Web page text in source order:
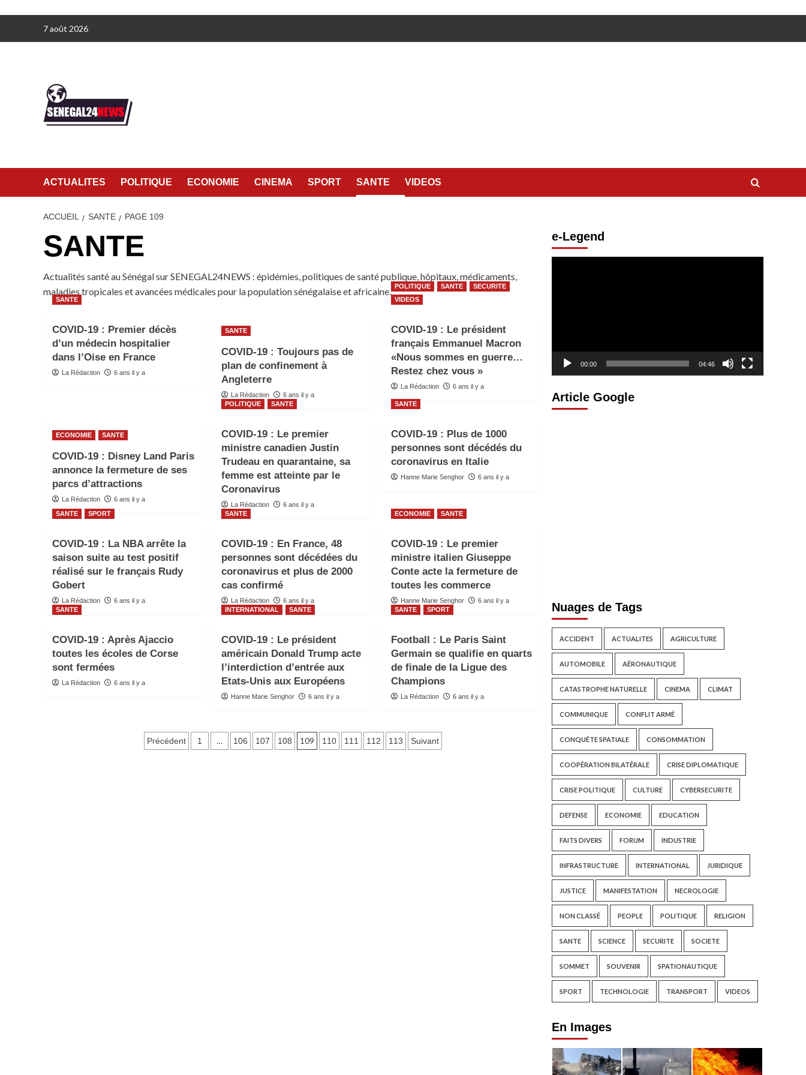
7 août 2026
ACTUALITES POLITIQUE ECONOMIE CINEMA SPORT SANTE VIDEOS
ACCUEIL SANTE PAGE 109
SANTE
Actualités santé au Sénégal sur SENEGAL24NEWS : épidémies, politiques de santé publique, hôpitaux, médicaments,
maladies tropicales et avancées médicales pour la population sénégalaise et africaine.
SANTE
COVID-19 : Premier décès
d’un médecin hospitalier
dans l’Oise en France
La Rédaction 6 ans il y a
SANTE
COVID-19 : Toujours pas de
plan de confinement à
Angleterre
La Rédaction 6 ans il y a
POLITIQUE SANTE
SECURITE
VIDEOS
COVID-19 : Le président
français Emmanuel Macron
«Nous sommes en guerre…
Restez chez vous »
La Rédaction 6 ans il y a
ECONOMIE SANTE
COVID-19 : Disney Land Paris
annonce la fermeture de ses
parcs d’attractions
La Rédaction 6 ans il y a
POLITIQUE SANTE
COVID-19 : Le premier
ministre canadien Justin
Trudeau en quarantaine, sa
femme est atteinte par le
Coronavirus
La Rédaction 6 ans il y a
SANTE
COVID-19 : Plus de 1000
personnes sont décédés du
coronavirus en Italie
Hanne Marie Senghor 6 ans il y a
SANTE SPORT
COVID-19 : La NBA arrête la
saison suite au test positif
réalisé sur le français Rudy
Gobert
La Rédaction 6 ans il y a
SANTE
COVID-19 : En France, 48
personnes sont décédées du
coronavirus et plus de 2000
cas confirmé
La Rédaction 6 ans il y a
ECONOMIE SANTE
COVID-19 : Le premier
ministre italien Giuseppe
Conte acte la fermeture de
toutes les commerce
Hanne Marie Senghor
6 ans il y a
SANTE
COVID-19 : Après Ajaccio
toutes les écoles de Corse
sont fermées
La Rédaction 6 ans il y a
INTERNATIONAL SANTE
COVID-19 : Le président
américain Donald Trump acte
l’interdiction d’entrée aux
Etats-Unis aux Européens
Hanne Marie Senghor 6 ans il y a
SANTE SPORT
Football : Le Paris Saint
Germain se qualifie en quarts
de finale de la Ligue des
Champions
La Rédaction 6 ans il y a
Pagination
Précédent 1 … 106 107 108 109 110 111 112 113 Suivant
e-Legend
00:00 04:46
Article Google
Nuages de Tags
ACCIDENT ACTUALITES AGRICULTURE
AUTOMOBILE AÉRONAUTIQUE
CATASTROPHE NATURELLE CINEMA CLIMAT
COMMUNIQUE CONFLIT ARMÉ
CONQUÊTE SPATIALE CONSOMMATION
COOPÉRATION BILATÉRALE CRISE DIPLOMATIQUE
CRISE POLITIQUE CULTURE CYBERSECURITE
DEFENSE ECONOMIE EDUCATION
FAITS DIVERS FORUM INDUSTRIE
INFRASTRUCTURE INTERNATIONAL JURIDIQUE
JUSTICE MANIFESTATION NECROLOGIE
NON CLASSÉ PEOPLE POLITIQUE RELIGION
SANTE SCIENCE SECURITE SOCIETE
SOMMET SOUVENIR SPATIONAUTIQUE
SPORT TECHNOLOGIE TRANSPORT VIDEOS
En Images